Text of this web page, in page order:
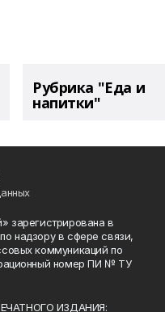
Рубрика "Еда и
напитки"
зарегистрирована в
надзору в сфере связи,
коммуникаций по
номер ПИ № ТУ
ИЗДАНИЯ: